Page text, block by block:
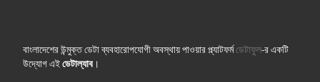
বাংলাদেশের উন্মুক্ত ডেটা ব্যবহারোপযোগী অবস্থায় পাওয়ার প্ল্যাটফর্মডেটাফুল-র একটি
উদ্যোগ এইডেটাল্যাব।